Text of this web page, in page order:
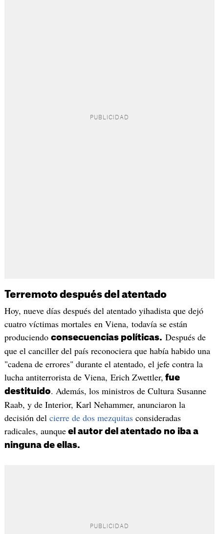
Terremoto después del atentado
Hoy, nueve días después del atentado yihadista que dejó
cuatro víctimas mortales en Viena, todavía se están
produciendo consecuencias políticas. Después de
que el canciller del país reconociera que había habido una
"cadena de errores" durante el atentado, el jefe contra la
lucha antiterrorista de Viena, Erich Zwettler, fue
destituido. Además, los ministros de Cultura Susanne
Raab, y de Interior, Karl Nehammer, anunciaron la
decisión del cierre de dos mezquitas consideradas
radicales, aunqueel autor del atentado no iba a
ninguna de ellas.